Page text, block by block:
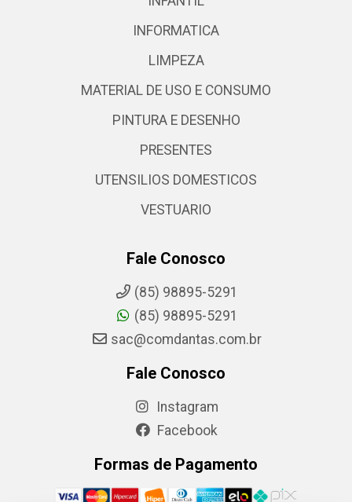
INFORMATICA
LIMPEZA
MATERIAL DE USO E CONSUMO
PINTURA E DESENHO
PRESENTES
UTENSILIOS DOMESTICOS
VESTUARIO
Fale Conosco
(85) 98895-5291
(85) 98895-5291
sac@comdantas.com.br
Fale Conosco
Instagram
Facebook
Formas de Pagamento